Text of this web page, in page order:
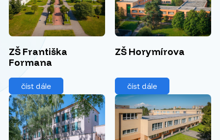
ZŠ Františka
Formana
číst dále
ZŠ Horymírova
číst dále